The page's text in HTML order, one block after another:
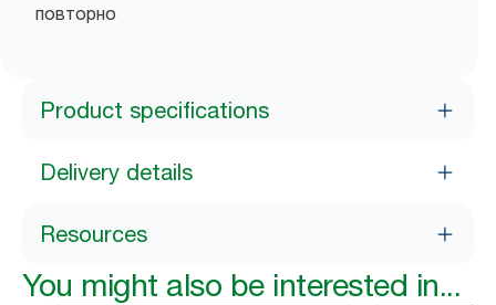
повторно
Product specifications
Delivery details
Resources
You might also be interested in...